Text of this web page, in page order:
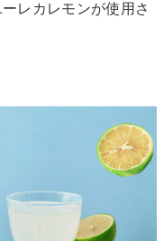
レカレモンが使用さ